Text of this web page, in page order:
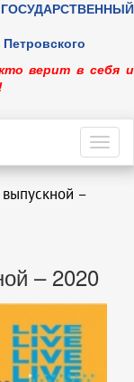
верит в себя и
–
– 2020